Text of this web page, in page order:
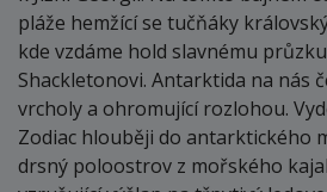
pláže hemžící se tučňáky
kde vzdáme hold slavnému
Shackletonovi. Antarktida na nás
vrcholy a ohromující rozlohou.
Zodiac hlouběji do antarktického
drsný poloostrov z mořského